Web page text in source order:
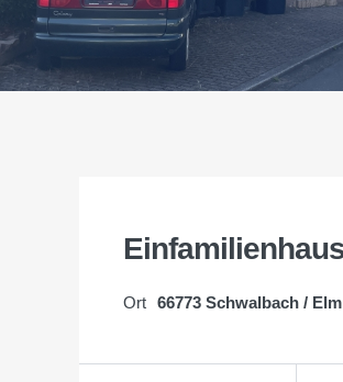
Ort 66773 Schwalbach / Elm